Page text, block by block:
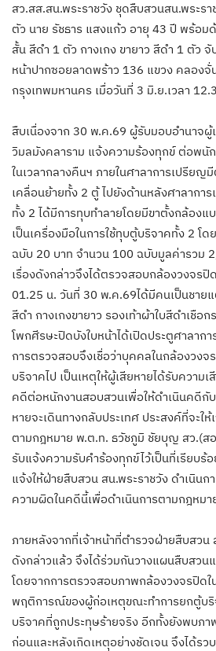
สว.สส.สน.พระราชวัง ชุดสืบสวนสน.พระร
ตัว นาย รัชธาร แสงแก้ว อายุ 43 ปี พร้อม
สั้น สีดำ 1 ตัว กางเกง ขายาว สีดำ 1 ตัว จั
หน้าปากซอยลาดพร้าว 136 แขวง คลองจั่
กรุงเทพมหานคร เมื่อวันที่ 3 มิ.ย.เวลา
สืบเนื่องจาก 30 พ.ค.69 ผู้รับมอบอำนาจผู้
วิมลมังคลาราม แจ้งความร้องทุกข์ ต่อพ
ในเวลากลางคืนฯ ภายในศาลาการเปรียญ
เคลื่อนย้ายทั้ง 2 ตู้ ไปยังด้านหลังศาลากา
ทั้ง 2 ได้มีการทุบทำลายโดยมีขาตั้งกล้องแ
เป็นเครื่องมือในการใช้ทุบตู้บริจาคทั้ง 2 โ
ฉบับ 20 บาท จำนวน 100 ฉบับมูลค่ารวม
เรื่องดังกล่าวจึงได้ตรวจสอบกล้องวงจรปิ
01.25 น. วันที่ 30 พ.ค.69ได้มีคนเป็นชาย
สีดำ กางเกงขายาว รองเท้าผ้าใบสีดำเชือก
โพกศีรษะปิดบังใบหน้าได้เปิดประตูศาลากา
การตรวจสอบจึงเชื่อว่าบุคคลในกล้องวงจ
บริจาคไป เป็นเหตุให้ผู้เสียหายได้รับความ
คดีต่อหนักงานสอบสวนเพื่อให้ดำเนินคดีกั
หายจะเดินทางกลับประเทศ ประสงค์ที่จะใ
ตามกฎหมาย พ.ต.ท. ธวัชภูมิ ชัยบุญ สว.(ส
รับแจ้งความรับคำร้องทุกข์ไว้เป็นที่เรียบร้
แจ้งให้ฝ่ายสืบสวน สน.พระราชวัง ดำเนินก
ความผิดในคดีนี้เพื่อดำเนินการตามกฎหมา
ภายหลังจากที่เจ้าหน้าที่ตำรวจฝ่ายสืบสวน
ดังกล่าวแล้ว จึงได้ร่วมกันวางแผนสืบสวน
โดยจากการตรวจสอบภาพกล้องวงจรปิด
พฤติการณ์ของผู้ก่อเหตุขณะทำการยกตู้บ
บริจาคที่ถูกประทุษร้ายจริง อีกทั้งยังพบภา
ก่อนและหลังเกิดเหตุอย่างชัดเจน จึงได้ร